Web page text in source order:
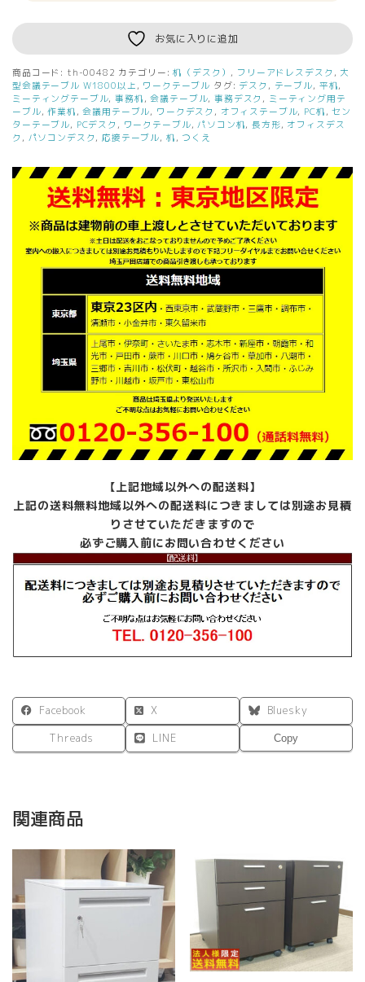
お気に入りに追加
商品コード: th-00482 カテゴリー:机（デスク） , フリーアドレスデスク , 大
型会議テーブル W1800以上 , ワークテーブル タグ: デスク , テーブル, 平机,
ミーティングテーブル,事務机 ,会議テーブル,事務デスク , ミーティング用テ
ーブル,作業机 ,会議用テーブル, ワークデスク , オフィステーブル, PC机 ,セン
ターテーブル, PCデスク , ワークテーブル,パソコン机,長方形, オフィスデス
ク , パソコンデスク ,応接テーブル, 机 , つくえ
【上記地域以外への配送料】
上記の送料無料地域以外への配送料につきましては別途お見積
りさせていただきますので
必ずご購入前にお問い合わせください
Facebook X
Bluesky
Threads
LINE Copy
関連商品